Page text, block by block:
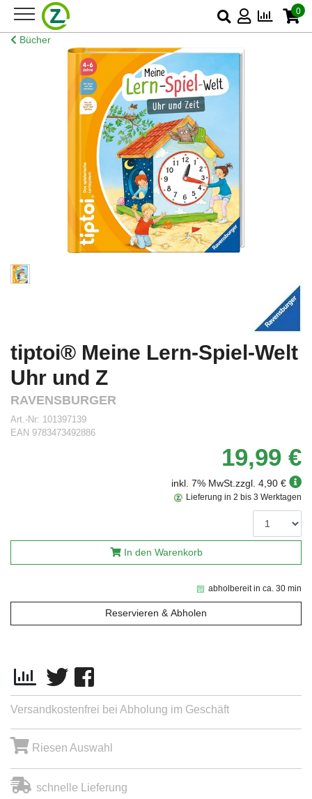
0
Bücher
tiptoi® Meine Lern-Spiel-Welt
Uhr und Z
RAVENSBURGER
Art.-Nr: 101397139
EAN 9783473492886
19,99 €
inkl. 7% MwSt.zzgl. 4,90 €
abholbereit in ca. 30 min
Reservieren & Abholen
Lieferung in 2 bis 3 Werktagen
In den Warenkorb
Versandkostenfrei bei Abholung im Geschäft
Riesen Auswahl
schnelle Lieferung